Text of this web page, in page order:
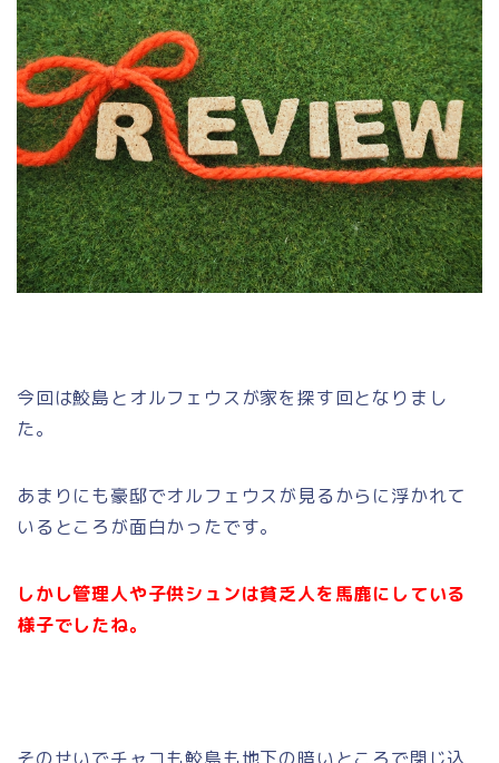
今回は鮫島とオルフェウスが家を探す回となりまし
た。
あまりにも豪邸でオルフェウスが見るからに浮かれて
いるところが面白かったです。
しかし管理人や子供シュンは貧乏人を馬鹿にしている
様子でしたね。